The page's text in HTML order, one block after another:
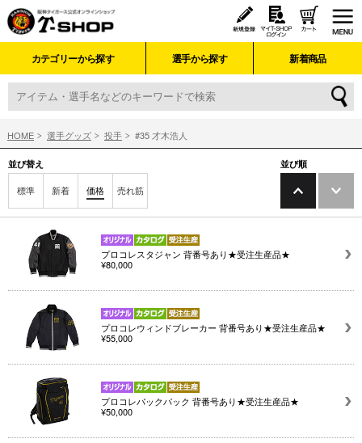
カテゴリーから探す 選手から探す 新着商品
HOME 選手グッズ 投手 #35 才木浩人
並び替え
標準 新着 価格 売れ筋
並び順
プロコレスタジャン 背番号あり★受注生産品★
¥80,000
プロコレウィンドブレーカー 背番号あり★受注生産品★
¥55,000
プロコレバックパック 背番号あり★受注生産品★
¥50,000